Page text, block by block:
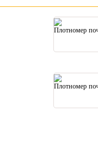
Плотномер
Плотномер